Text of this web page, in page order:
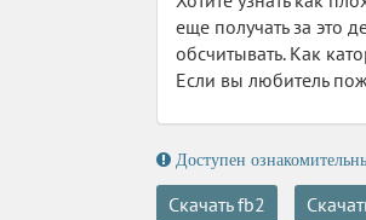
еще получать за это
обсчитывать. Как
Если вы любитель
Доступен
Скачать fb2